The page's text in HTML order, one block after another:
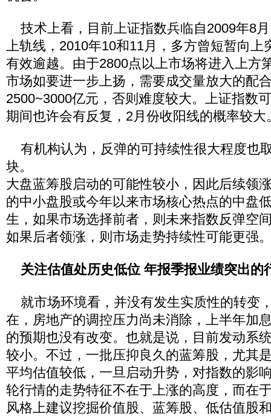
技术上看，目前上证指数兵临自2009年8
上轨线，2010年10和11月，多方曾短暂向上
有效逾越。由于2800点以上市场将进入上方
市场如要进一步上扬，需要成交量放大的配
2500~3000亿元，否则难度较大。上证指数
期间也许会有反复，2月份收阳线的概率较大
有机构认为，反弹的可持续性很大程度也
块。
大盘蓝筹股启动的可能性较小，因此后续领
的中小盘股或今年以来市场核心热点的中盘
生，如果市场选择前者，则未来指数反弹空
如果后者领涨，则市场走势持续性可能更强
关注估值处历史低位 年报季报业绩突出的
就市场环境看，并没有发生实质性的转变
在，房地产的调控压力尚未消除，上半年加
的预期也没有改变。也就是说，目前发动系
较小。不过，一批压抑良久的蓝筹股，尤其
平均估值较低，一旦启动升势，对指数的影
轮行情的走势特征不在于上涨的高度，而在
风格上建议挖掘价值股、蓝筹股、低估值股